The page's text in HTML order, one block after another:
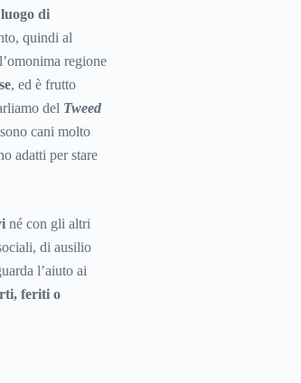
luogo di
quindi al
regione
, ed è frutto
del Tweed
cani molto
adatti per stare
né con gli altri
di ausilio
l’aiuto ai
feriti o